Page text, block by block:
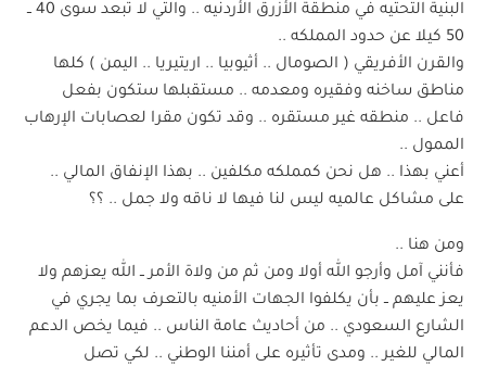
البنية التحتيه في منطقة الأزرق الأردنيه .. والتي لا تبعد سوى 40 ــ
50 كيلا عن حدود المملكه ..
والقرن الأفريقي ( الصومال .. أثيوبيا .. اريتيريا .. اليمن ) كلها
مناطق ساخنه وفقيره ومعدمه .. مستقبلها ستكون بفعل
فاعل .. منطقه غير مستقره .. وقد تكون مقرا لعصابات الإرهاب
الممول ..
أعني بهذا .. هل نحن كمملكه مكلفين .. بهذا الإنفاق المالي ..
على مشاكل عالميه ليس لنا فيها لا ناقه ولا جمل .. ؟؟
ومن هنا ..
فأنني آمل وأرجو الله أولا ومن ثم من ولاة الأمر ــ الله يعزهم ولا
يعز عليهم ــ بأن يكلفوا الجهات الأمنيه بالتعرف بما يجري في
الشارع السعودي .. من أحاديث عامة الناس .. فيما يخص الدعم
المالي للغير .. ومدى تأثيره على أمننا الوطني .. لكي تصل